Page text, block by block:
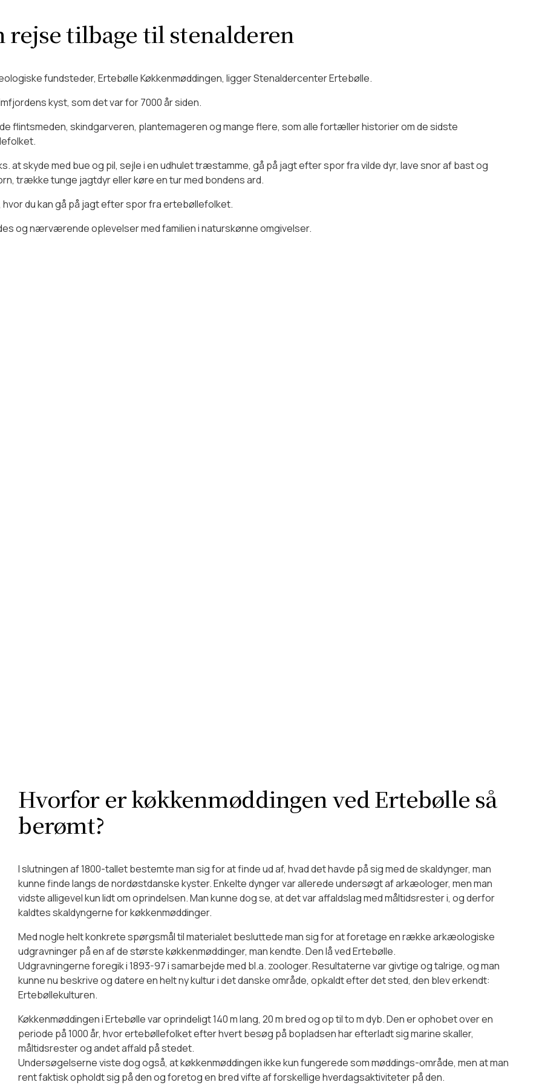
for handicappede/gangbesværede?
– blot de er i snor. Der forefindes vandskål, og vi har 1 gratis hundepose til din hunds
rejse tilbage til stenalderen
fundsteder, Ertebølle Køkkenmøddingen, ligger Stenaldercenter Ertebølle.
kyst, som det var for 7000 år siden.
flintsmeden, skindgarveren, plantemageren og mange flere, som alle fortæller historier om de sidste
at skyde med bue og pil, sejle i en udhulet træstamme, gå på jagt efter spor fra vilde dyr, lave snor af bast og
trække tunge jagtdyr eller køre en tur med bondens ard.
du kan gå på jagt efter spor fra ertebøllefolket.
og nærværende oplevelser med familien i naturskønne omgivelser.
Hvorfor er køkkenmøddingen ved Ertebølle så
berømt?
I slutningen af 1800-tallet bestemte man sig for at finde ud af, hvad det havde på sig med de skaldynger, man
kunne finde langs de nordøstdanske kyster. Enkelte dynger var allerede undersøgt af arkæologer, men man
vidste alligevel kun lidt om oprindelsen. Man kunne dog se, at det var affaldslag med måltidsrester i, og derfor
kaldtes skaldyngerne for køkkenmøddinger.
Med nogle helt konkrete spørgsmål til materialet besluttede man sig for at foretage en række arkæologiske
udgravninger på en af de største køkkenmøddinger, man kendte. Den lå ved Ertebølle.
Udgravningerne foregik i 1893-97 i samarbejde med bl.a. zoologer. Resultaterne var givtige og talrige, og man
kunne nu beskrive og datere en helt ny kultur i det danske område, opkaldt efter det sted, den blev erkendt:
Ertebøllekulturen.
Køkkenmøddingen i Ertebølle var oprindeligt 140 m lang, 20 m bred og op til to m dyb. Den er ophobet over en
periode på 1000 år, hvor ertebøllefolket efter hvert besøg på bopladsen har efterladt sig marine skaller,
måltidsrester og andet affald på stedet.
Undersøgelserne viste dog også, at køkkenmøddingen ikke kun fungerede som møddings-område, men at man
rent faktisk opholdt sig på den og foretog en bred vifte af forskellige hverdagsaktiviteter på den.